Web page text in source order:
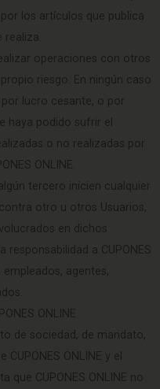
los artículos que publica
operaciones con otros
riesgo. En ningún caso
por lucro cesante, o por
haya podido sufrir el
o no realizadas por
ONLINE.
tercero inicien cualquier
otro u otros Usuarios,
en dichos
a CUPONES
empleados, agentes,
ONLINE
de sociedad, de mandato,
ONLINE y el
que CUPONES ONLINE no